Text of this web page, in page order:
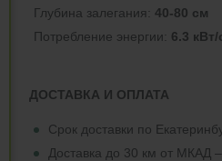
Глубина залегания: 40-80 см
Потреблeние энергии: 6.3 кВт/
ДОСТАВКА И ОПЛАТА
Срок доставки по
Доставка до 30 км от МКАД